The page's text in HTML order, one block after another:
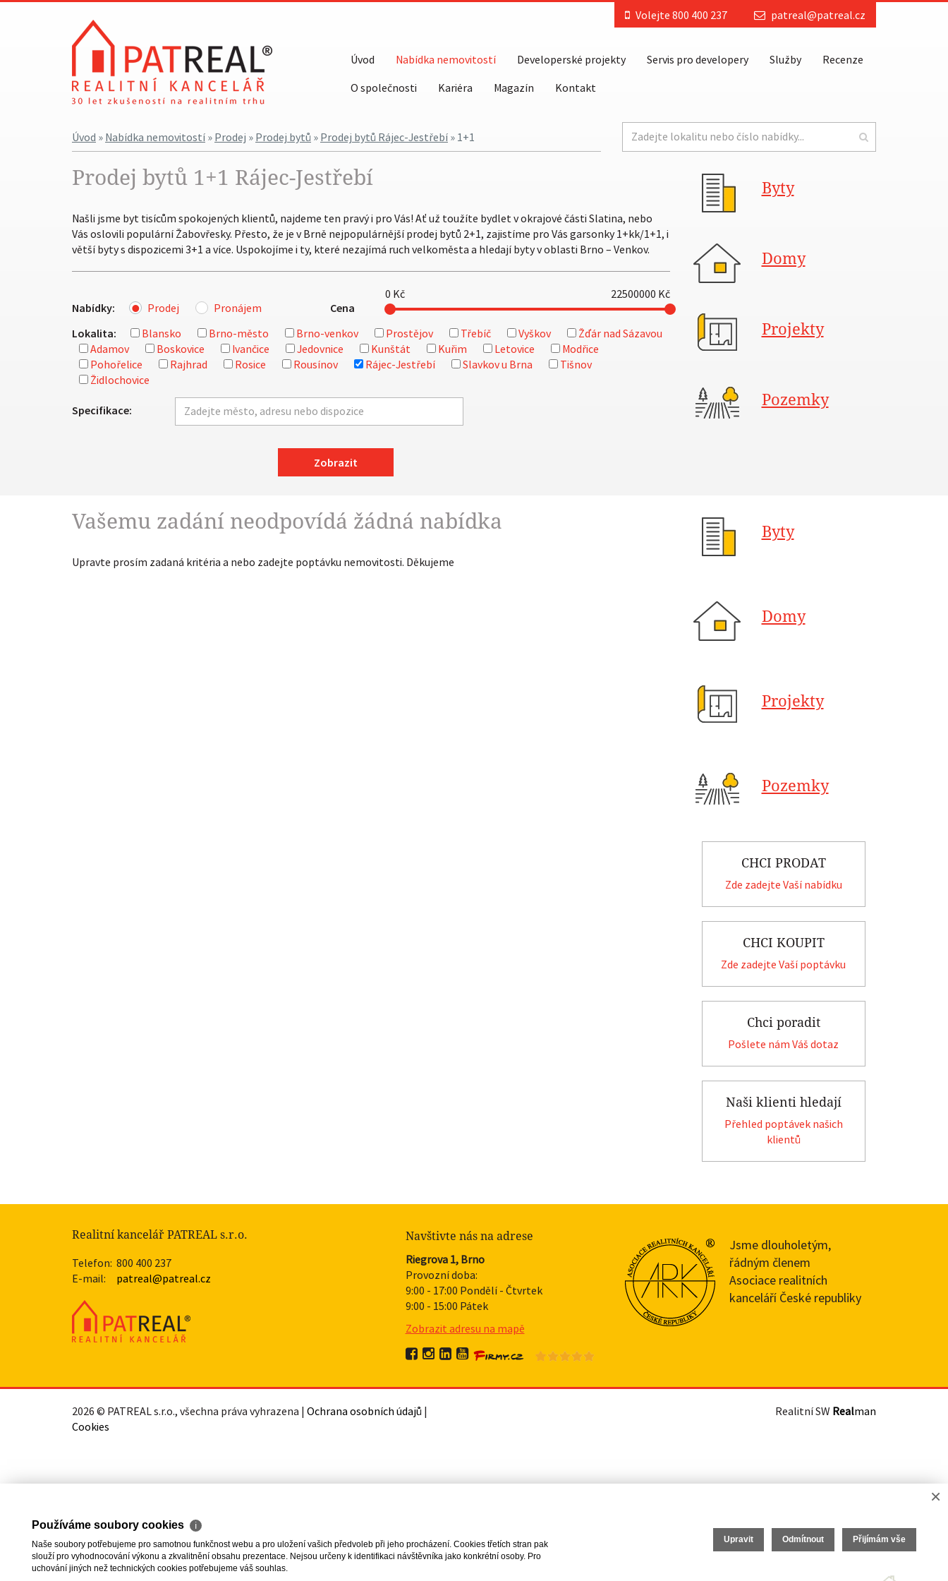
Volejte 800 400 237 patreal@patreal.cz
Úvod Nabídka nemovitostí Developerské projekty Servis pro developery Služby
Recenze
O společnosti
Kariéra Magazín Kontakt
Úvod » Nabídka nemovitostí » Prodej » Prodej bytů » Prodej bytů Rájec-Jestřebí » 1+1
Prodej bytů 1+1 Rájec-Jestřebí
Našli jsme byt tisícům spokojených klientů, najdeme ten pravý i pro Vás! Ať už toužíte bydlet v okrajové části Slatina, nebo
Vás oslovili populární Žabovřesky. Přesto, že je v Brně nejpopulárnější prodej bytů 2+1, zajistíme pro Vás garsonky 1+kk/1+1, i
větší byty s dispozicemi 3+1 a více. Uspokojíme i ty, které nezajímá ruch velkoměsta a hledají byty v oblasti Brno – Venkov.
Nabídky: Prodej Pronájem Cena
0 Kč 22500000 Kč
Lokalita: Blansko Brno-město Brno-venkov Prostějov Třebíč Vyškov
Žďár nad Sázavou
Adamov
Boskovice Ivančice Jedovnice Kunštát Kuřim Letovice
Modřice
Pohořelice
Rajhrad Rosice Rousínov Rájec-Jestřebí Slavkov u Brna
Tišnov
Židlochovice
Specifikace:
Zobrazit
Byty
Domy
Projekty
Pozemky
Vašemu zadání neodpovídá žádná nabídka
Upravte prosím zadaná kritéria a nebo zadejte poptávku nemovitosti. Děkujeme
Byty
Domy
Projekty
Pozemky
CHCI PRODAT
Zde zadejte Vaší nabídku
CHCI KOUPIT
Zde zadejte Vaší poptávku
Chci poradit
Pošlete nám Váš dotaz
Naši klienti hledají
Přehled poptávek našich
klientů
Realitní kancelář PATREAL s.r.o.
Telefon: 800 400 237
E-mail:
patreal@patreal.cz
Navštivte nás na adrese
Riegrova 1, Brno
Provozní doba:
9:00 - 17:00 Pondělí - Čtvrtek
9:00 - 15:00 Pátek
Zobrazit adresu na mapě
Jsme dlouholetým,
řádným členem
Asociace realitních
kanceláří České republiky
2026 © PATREAL s.r.o., všechna práva vyhrazena | Ochrana osobních údajů |
Cookies
Realitní SW Realman
×
Používáme soubory cookies ℹ
Naše soubory potřebujeme pro samotnou funkčnost webu a pro uložení vašich předvoleb při jeho procházení. Cookies třetích stran pak
slouží pro vyhodnocování výkonu a zkvalitnění obsahu prezentace. Nejsou určeny k identifikaci návštěvníka jako konkrétní osoby. Pro
uchování jiných než technických cookies potřebujeme váš souhlas.
Upravit Odmítnout Přijímám vše